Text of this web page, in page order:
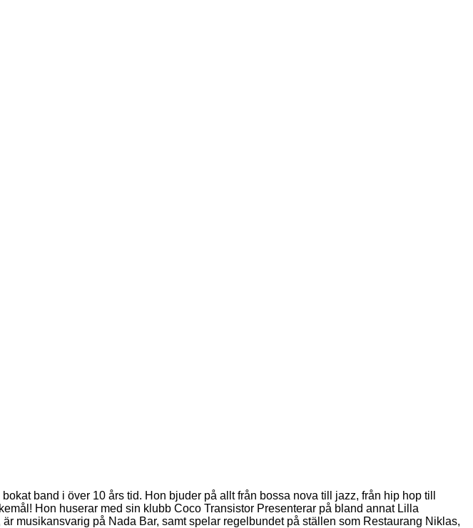
band i över 10 års tid. Hon bjuder på allt från bossa nova till jazz, från hip hop till
Hon huserar med sin klubb Coco Transistor Presenterar på bland annat Lilla
musikansvarig på Nada Bar, samt spelar regelbundet på ställen som Restaurang Niklas,